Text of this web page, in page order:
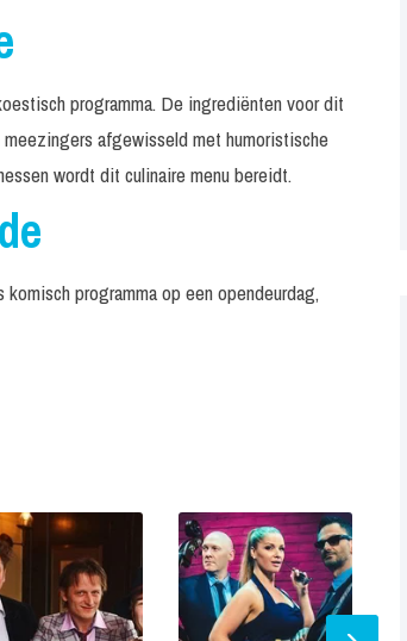
programma. De ingrediënten voor dit
afgewisseld met humoristische
wordt dit culinaire menu bereidt.
programma op een opendeurdag,